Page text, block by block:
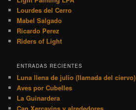
Lourdes del Cerro
Mabel Salgado
Ricardo Perez
Riders of Light
ENTRADAS RECIENTES
Luna llena de julio (llamada del ciervo)
Aves por Cubelles
La Guinardera
Can Xercavins y alrededores